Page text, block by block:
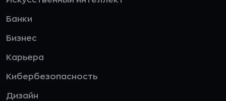
Банки
Бизнес
Карьера
Кибербезопасность
Дизайн